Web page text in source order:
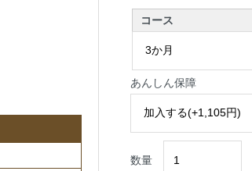
コース
あんしん保障
数量